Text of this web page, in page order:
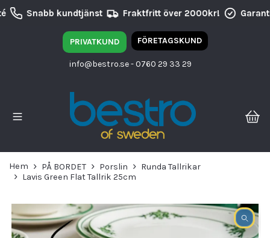
Snabb kundtjänst Fraktfritt över 2000kr!
PRIVATKUND FÖRETAGSKUND
info@bestro.se- 0760 29 33 29
Hem PÅ BORDET Porslin
Runda Tallrikar
Lavis Green Flat Tallrik 25cm